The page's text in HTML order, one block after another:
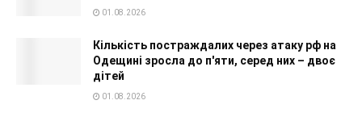
01.08.2026
Кількість постраждалих через атаку рф на
Одещині зросла до п'яти, серед них – двоє
дітей
01.08.2026